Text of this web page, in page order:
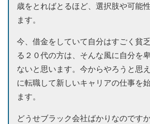
歳をとればとるほど、選択肢や可能
ます。
今、借金をしていて自分はすごく貧
る２０代の方は、そんな風に自分を
ないと思います。今からやろうと思
に転職して新しいキャリアの仕事を
ます。
どうせブラック会社ばかりなのです